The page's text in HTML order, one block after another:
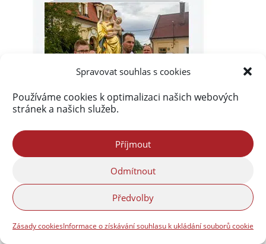
Spravovat souhlas s cookies
Používáme cookies k optimalizaci našich webových
stránek a našich služeb.
Příjmout
Odmítnout
Předvolby
Zásady cookiesInformace o získávání souhlasu k ukládání souborů cookie